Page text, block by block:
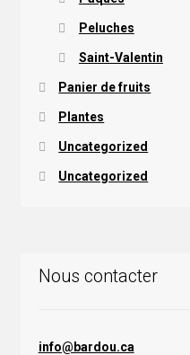
Peluches
Saint-Valentin
Panier de fruits
Plantes
Uncategorized
Uncategorized
Nous contacter
info@bardou.ca